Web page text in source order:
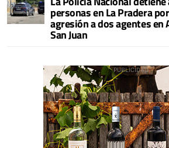
personas en La Pradera
agresión a dos agentes en
San Juan